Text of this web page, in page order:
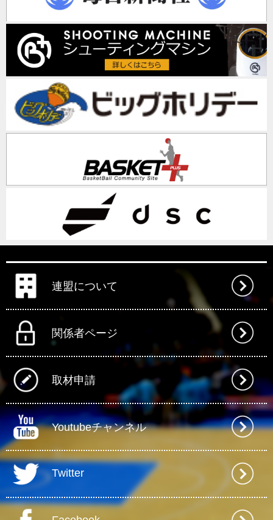
連盟について
関係者ページ
取材申請
Youtubeチャンネル
Twitter